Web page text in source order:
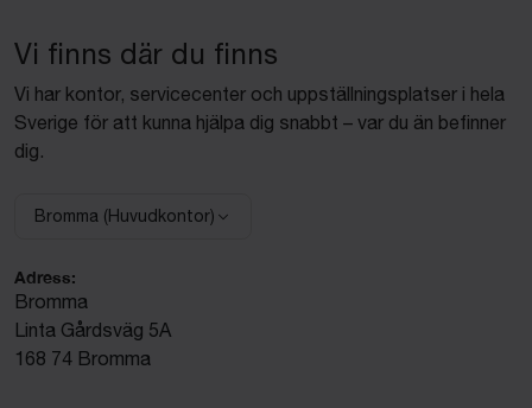
Vi finns där du finns
Vi har kontor, servicecenter och uppställningsplatser i hela
Sverige för att kunna hjälpa dig snabbt – var du än befinner
dig.
Välj anläggning:
Bromma (Huvudkontor)
Adress:
Bromma
Linta Gårdsväg 5A
168 74 Bromma